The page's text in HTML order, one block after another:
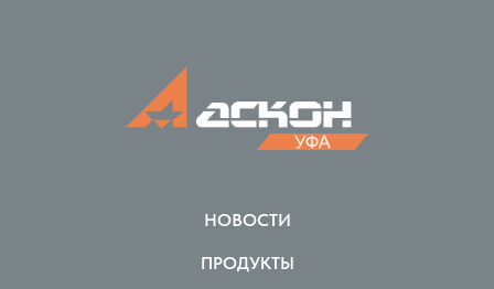
НОВОСТИ
ПРОДУКТЫ